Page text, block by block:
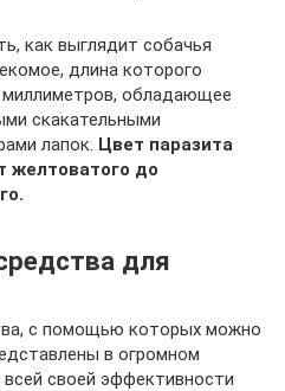
как выглядит собачья
длина которого
миллиметров, обладающее
скакательными
лапок. Цвет паразита
желтоватого до
для
с помощью которых можно
в огромном
своей эффективности